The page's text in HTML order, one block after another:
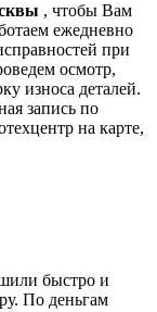
, чтобы Вам
ежедневно
при
осмотр,
износа деталей.
запись по
на карте,
быстро и
По деньгам